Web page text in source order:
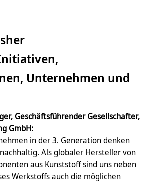
Unternehmen und
Geschäftsführender Gesellschafter,
GmbH:
in der 3. Generation denken
Als globaler Hersteller von
aus Kunststoff sind uns neben
Werkstoffs auch die möglichen